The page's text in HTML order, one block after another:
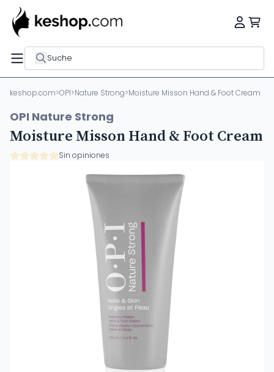
Suche
keshop.com>OPI>Nature Strong>Moisture Misson Hand & Foot Cream
OPI Nature Strong
Moisture Misson Hand & Foot Cream
Sin opiniones